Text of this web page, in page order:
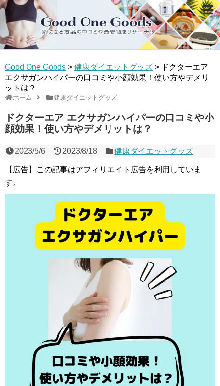
Good One Goods > 健康ダイエットグッズ > ドクターエア
エクサガンハイパーの口コミや小顔効果！使い方やデメリ
ットは？
ホーム 健康ダイエットグッズ
ドクターエア エクサガンハイパーの口コミや小
顔効果！使い方やデメリットは？
2023/5/6 2023/8/18 健康ダイエットグッズ
【広告】この記事はアフィリエイト広告を利用していま
す。